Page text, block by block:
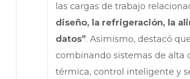
las cargas de trabajo
diseño, la refrigeración, la
datos”. Asimismo, destacó
combinando sistemas de alta
térmica, control inteligente y